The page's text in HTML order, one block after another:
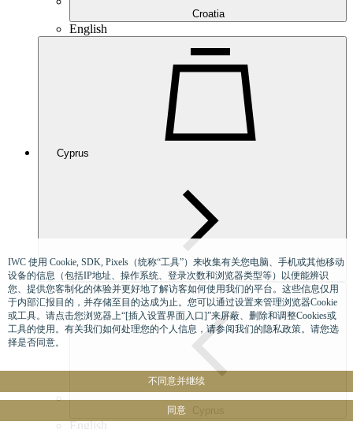
Croatia
English
Cyprus
Cyprus
English
IWC 使用 Cookie, SDK, Pixels（统称“工具”）来收集有关您电脑、手机或其他移动
设备的信息（包括IP地址、操作系统、登录次数和浏览器类型等）以便能辨识
您、提供您客制化的体验并更好地了解访客如何使用我们的平台。这些信息仅用
于内部汇报目的，并存储至目的达成为止。您可以通过设置来管理浏览器Cookie
或工具。请点击您浏览器上“[插入设置界面入口]”来屏蔽、删除和调整Cookies或
工具的使用。有关我们如何处理您的个人信息，请参阅我们的隐私政策。请您选
择是否同意。
不同意并继续
同意